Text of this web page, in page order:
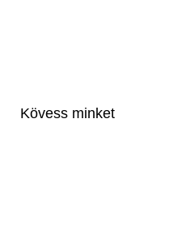
Kövess minket